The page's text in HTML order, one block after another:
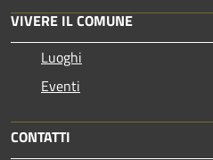
VIVERE IL COMUNE
Luoghi
Eventi
CONTATTI